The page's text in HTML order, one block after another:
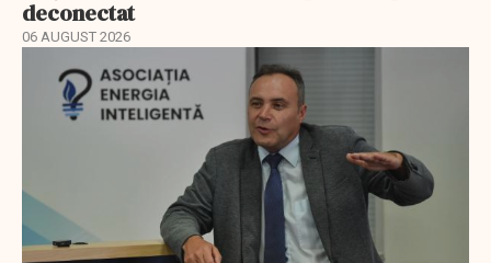
deconectat
06 AUGUST 2026